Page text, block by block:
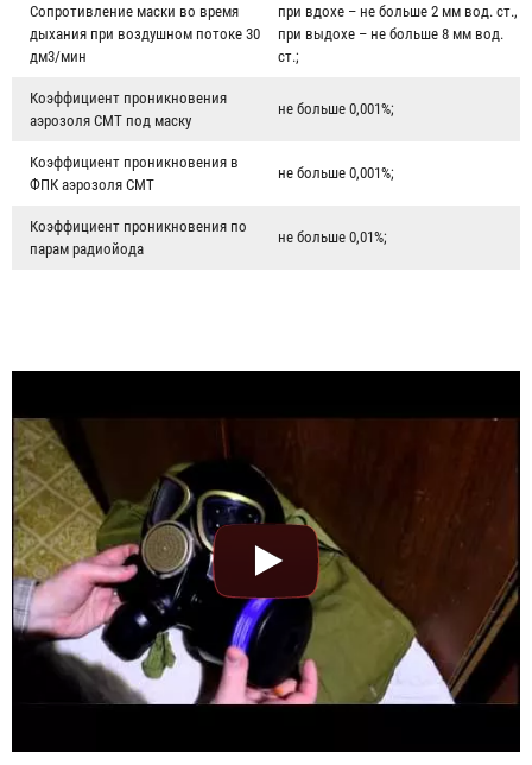
Сопротивление маски во время
дыхания при воздушном потоке 30
дм3/мин
при вдохе – не больше 2 мм вод. ст.,
при выдохе – не больше 8 мм вод.
ст.;
Коэффициент проникновения
аэрозоля СМТ под маску
не больше 0,001%;
Коэффициент проникновения в
ФПК аэрозоля СМТ
не больше 0,001%;
Коэффициент проникновения по
парам радиойода
не больше 0,01%;
Гражданский противогаз ГП-7ВМТ
Договорная